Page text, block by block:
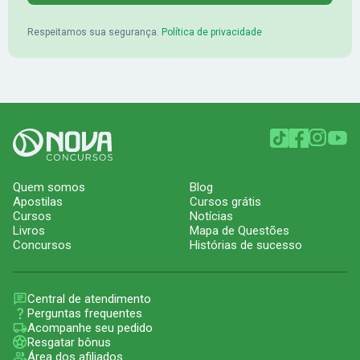
Respeitamos sua segurança. Política de privacidade
Quem somos
Apostilas
Cursos
Livros
Concursos
Blog
Cursos grátis
Notícias
Mapa de Questões
Histórias de sucesso
Central de atendimento
Perguntas frequentes
Acompanhe seu pedido
Resgatar bônus
Área dos afiliados